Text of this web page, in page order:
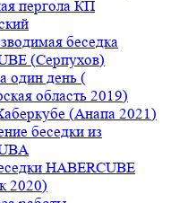
пергола КП
беседка
(Серпухов)
один день (
область 2019)
(Анапа 2021)
беседки из
HABERCUBE
2020)